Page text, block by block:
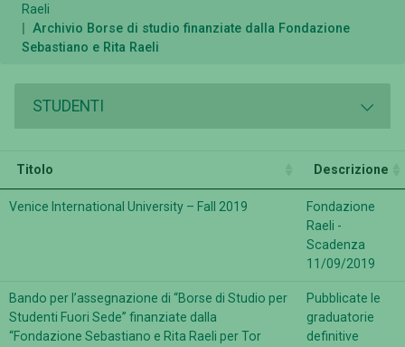
Raeli
Archivio Borse di studio finanziate dalla Fondazione
Sebastiano e Rita Raeli
STUDENTI
Titolo Descrizione
Venice International University – Fall 2019
Fondazione
Raeli -
Scadenza
11/09/2019
Bando per l’assegnazione di “Borse di Studio per
Studenti Fuori Sede” finanziate dalla
“Fondazione Sebastiano e Rita Raeli per Tor
Pubblicate le
graduatorie
definitive